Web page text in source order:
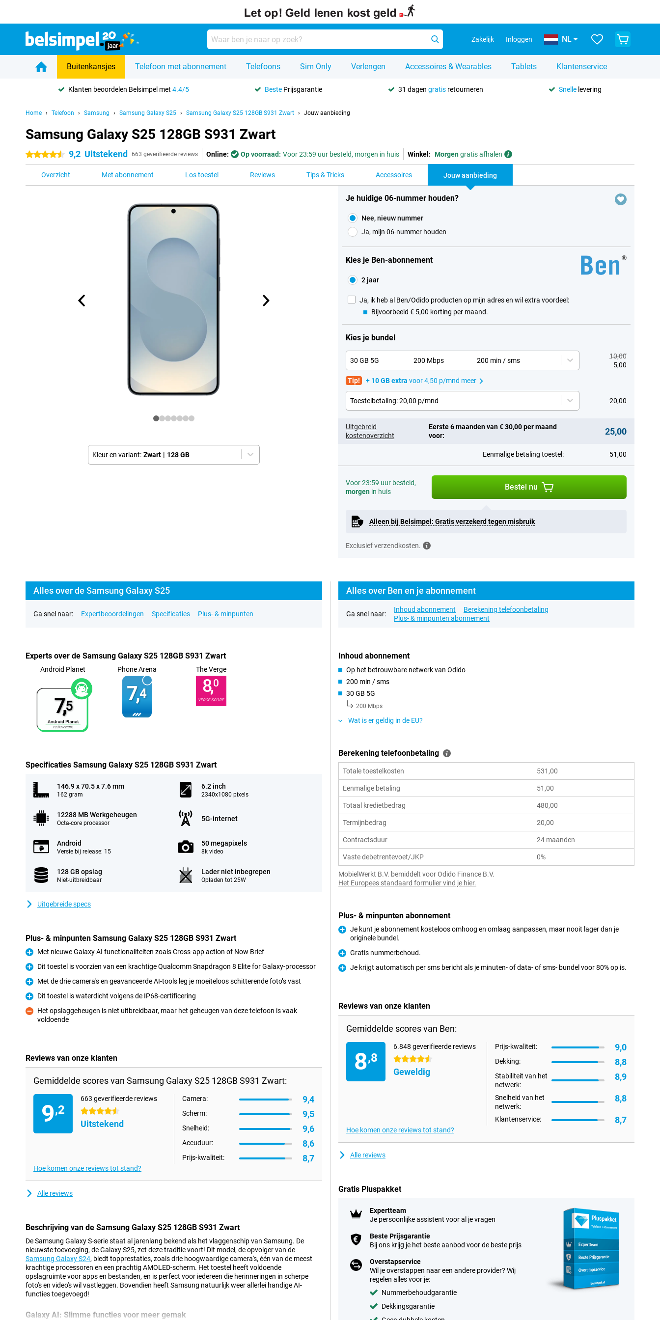
Zakelijk Inloggen NL
Buitenkansjes Telefoon met abonnement Telefoons Sim Only Verlengen Accessoires & Wearables Tablets Klantenservice
Klanten beoordelen Belsimpel met4.4/5 Beste Prijsgarantie 31 dagen gratisretourneren Snellelevering
Home Telefoon Samsung Samsung Galaxy S25 Samsung Galaxy S25 128GB S931 Zwart Jouw aanbieding
Samsung Galaxy S25 128GB S931 Zwart
4.5 sterren 9,2 Uitstekend 663 geverifieerde reviews Online: Op voorraad: Voor 23:59 uur besteld, morgen in huis Winkel: Morgengratis afhalen
Overzicht Met abonnement Los toestel Reviews Tips & Tricks Accessoires Jouw aanbieding
Kleur en variant: Zwart | 128 GB
Je huidige 06-nummer houden?
Nee, nieuw nummer
Ja, mijn 06-nummer houden
Kies je Ben-abonnement
2 jaar
Ja, ik heb al Ben/Odido producten op mijn adres en wil extra voordeel:
Bijvoorbeeld € 5,00 korting per maand.
Kies je bundel
30 GB 5G 200 Mbps 200 min / sms
10,00
5,00
Tip!
+ 10 GB extra voor 4,50 p/mnd meer
Toestelbetaling: 20,00 p/mnd 20,00
Uitgebreid
kostenoverzicht
Eerste 6 maanden van € 30,00 per maand
voor:
25,00
Eenmalige betaling toestel: 51,00
Voor 23:59 uur besteld,
morgen in huis Bestel nu
Alleen bij Belsimpel: Gratis verzekerd tegen misbruik
Exclusief verzendkosten.
Alles over de Samsung Galaxy S25
Ga snel naar: Expertbeoordelingen Specificaties Plus- & minpunten
Experts over de Samsung Galaxy S25 128GB S931 Zwart
Android Planet
7,5
Phone Arena
7,4
The Verge
8,0
VERGE SCORE
Specificaties Samsung Galaxy S25 128GB S931 Zwart
146.9 x 70.5 x 7.6 mm
162 gram
6.2 inch
2340x1080 pixels
12288 MB Werkgeheugen
Octa-core processor
5G-internet
Android
Versie bij release: 15
50 megapixels
8k video
128 GB opslag
Niet-uitbreidbaar
Lader niet inbegrepen
Opladen tot 25W
Uitgebreide specs
Plus- & minpunten Samsung Galaxy S25 128GB S931 Zwart
Pluspunt
Met nieuwe Galaxy AI functionaliteiten zoals Cross-app action of Now Brief
Pluspunt
Dit toestel is voorzien van een krachtige Qualcomm Snapdragon 8 Elite for Galaxy-processor
Pluspunt
Met de drie camera's en geavanceerde AI-tools leg je moeiteloos schitterende foto’s vast
Pluspunt
Dit toestel is waterdicht volgens de IP68-certificering
Minpunt
Het opslaggeheugen is niet uitbreidbaar, maar het geheugen van deze telefoon is vaak
voldoende
Reviews van onze klanten
Gemiddelde scores van Samsung Galaxy S25 128GB S931 Zwart:
9,2
663 geverifieerde reviews
4.5 sterren
Uitstekend
Camera: 9,4
Scherm: 9,5
Snelheid: 9,6
Accuduur: 8,6
Prijs-kwaliteit: 8,7
Hoe komen onze reviews tot stand?
Alle reviews
Beschrijving van de Samsung Galaxy S25 128GB S931 Zwart
De Samsung Galaxy S-serie staat al jarenlang bekend als het vlaggenschip van Samsung. De
nieuwste toevoeging, de Galaxy S25, zet deze traditie voort! Dit model, de opvolger van de
Samsung Galaxy S24, biedt topprestaties, zoals drie hoogwaardige camera's, één van de meest
krachtige processoren en een prachtig AMOLED-scherm. Het toestel heeft voldoende
opslagruimte voor apps en bestanden, en is perfect voor iedereen die herinneringen in scherpe
foto's en video's wil vastleggen. Bovendien heeft Samsung natuurlijk weer allerlei handige AI-
functies toegevoegd!
Galaxy AI: Slimme functies voor meer gemak
Alles over Ben en je abonnement
Ga snel naar:
Inhoud abonnement
Berekening telefoonbetaling
Plus- & minpunten abonnement
Inhoud abonnement
Op het betrouwbare netwerk van Odido
200 min / sms
30 GB 5G
200 Mbps
Wat is er geldig in de EU?
Berekening telefoonbetaling
Totale toestelkosten 531,00
Eenmalige betaling 51,00
Totaal kredietbedrag 480,00
Termijnbedrag 20,00
Contractsduur 24 maanden
Vaste debetrentevoet/JKP 0%
MobielWerkt B.V. bemiddelt voor Odido Finance B.V.
Het Europees standaard formulier vind je hier.
Plus- & minpunten abonnement
Pluspunt
Je kunt je abonnement kosteloos omhoog en omlaag aanpassen, maar nooit lager dan je
originele bundel.
Pluspunt
Gratis nummerbehoud.
Pluspunt
Je krijgt automatisch per sms bericht als je minuten- of data- of sms- bundel voor 80% op is.
Reviews van onze klanten
Gemiddelde scores van Ben:
8,8
6.848 geverifieerde reviews
4.5 sterren
Geweldig
Prijs-kwaliteit: 9,0
Dekking: 8,8
Stabiliteit van het
netwerk:
8,9
Snelheid van het
netwerk:
8,8
Klantenservice: 8,7
Hoe komen onze reviews tot stand?
Alle reviews
Gratis Pluspakket
Expertteam
Je persoonlijke assistent voor al je vragen
Beste Prijsgarantie
Bij ons krijg je het beste aanbod voor de beste prijs
Overstapservice
Wil je overstappen naar een andere provider? Wij
regelen alles voor je:
Nummerbehoudgarantie
Dekkingsgarantie